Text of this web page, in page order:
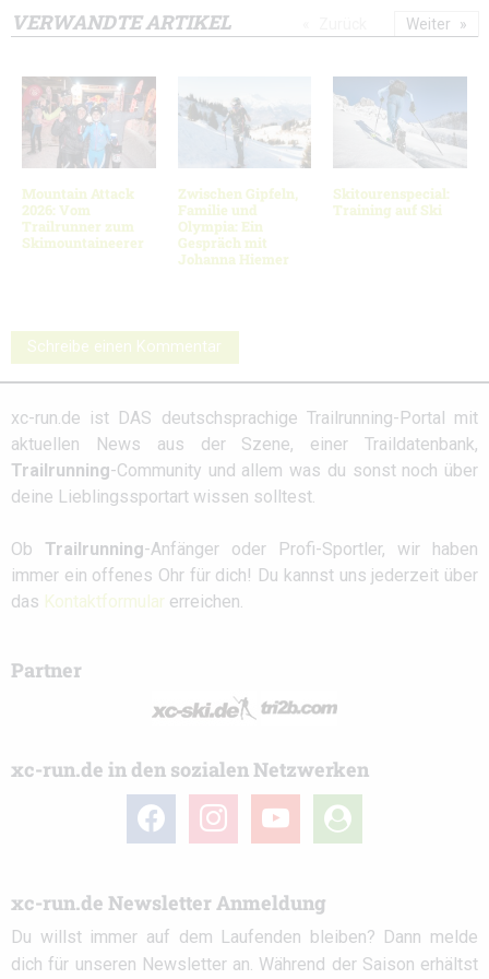
VERWANDTE ARTIKEL
Mountain Attack
2026: Vom
Trailrunner zum
Skimountaineerer
Zwischen Gipfeln,
Familie und
Olympia: Ein
Gespräch mit
Johanna Hiemer
Skitourenspecial:
Training auf Ski
Weiter
Schreibe einen Kommentar
xc-run.de ist DAS deutschsprachige Trailrunning-Portal mit
aktuellen News aus der Szene, einer Traildatenbank,
Trailrunning-Community und allem was du sonst noch über
deine Lieblingssportart wissen solltest.
Ob Trailrunning-Anfänger oder Profi-Sportler, wir haben
immer ein offenes Ohr für dich! Du kannst uns jederzeit über
das Kontaktformular erreichen.
Partner
xc-run.de in den sozialen Netzwerken
facebook instagramyoutube
user-
circle
xc-run.de Newsletter Anmeldung
Du willst immer auf dem Laufenden bleiben? Dann melde
dich für unseren Newsletter an. Während der Saison erhältst